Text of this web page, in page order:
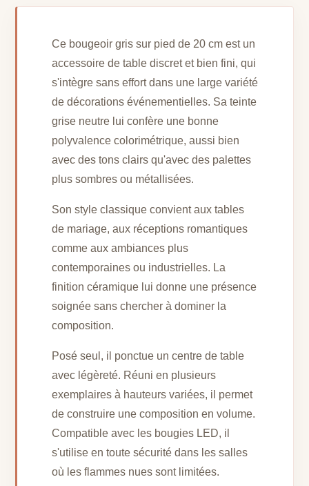
Ce bougeoir gris sur pied de 20 cm est un
accessoire de table discret et bien fini, qui
s'intègre sans effort dans une large variété
de décorations événementielles. Sa teinte
grise neutre lui confère une bonne
polyvalence colorimétrique, aussi bien
avec des tons clairs qu'avec des palettes
plus sombres ou métallisées.
Son style classique convient aux tables
de mariage, aux réceptions romantiques
comme aux ambiances plus
contemporaines ou industrielles. La
finition céramique lui donne une présence
soignée sans chercher à dominer la
composition.
Posé seul, il ponctue un centre de table
avec légèreté. Réuni en plusieurs
exemplaires à hauteurs variées, il permet
de construire une composition en volume.
Compatible avec les bougies LED, il
s'utilise en toute sécurité dans les salles
où les flammes nues sont limitées.